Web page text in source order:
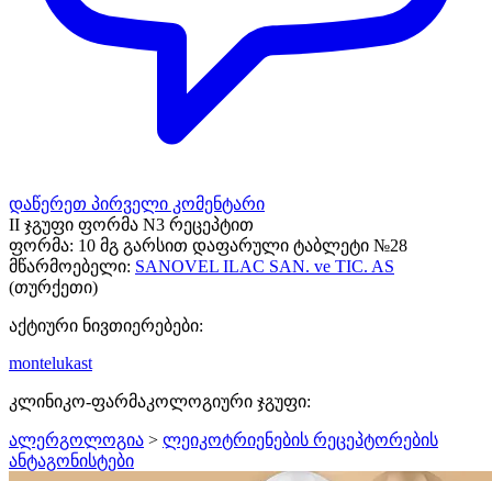
დაწერეთ პირველი კომენტარი
II ჯგუფი ფორმა N3 რეცეპტით
ფორმა: 10 მგ გარსით დაფარული ტაბლეტი №28
მწარმოებელი: SANOVEL ILAC SAN. ve TIC. AS
(თურქეთი)
აქტიური ნივთიერებები:
montelukast
კლინიკო-ფარმაკოლოგიური ჯგუფი:
ალერგოლოგია > ლეიკოტრიენების რეცეპტორების
ანტაგონისტები